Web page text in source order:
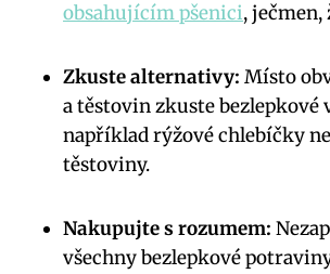
obsahujícím pšenici, ječmen,
Zkuste alternativy: Místo
a těstovin zkuste bezlepkové
například rýžové chlebíčky
těstoviny.
Nakupujte s rozumem:
všechny bezlepkové